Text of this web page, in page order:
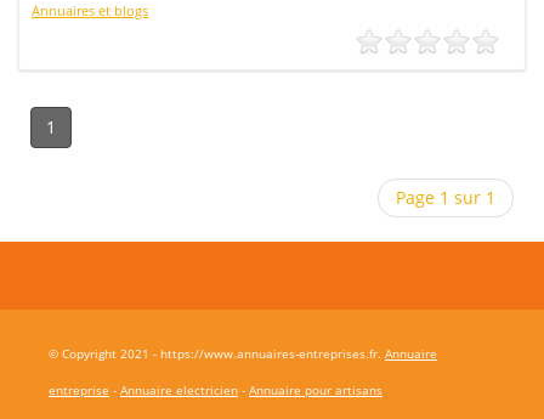
Annuaires et blogs
1
Page 1 sur 1
© Copyright 2021 - https://www.annuaires-entreprises.fr. Annuaire
entreprise - Annuaire electricien - Annuaire pour artisans